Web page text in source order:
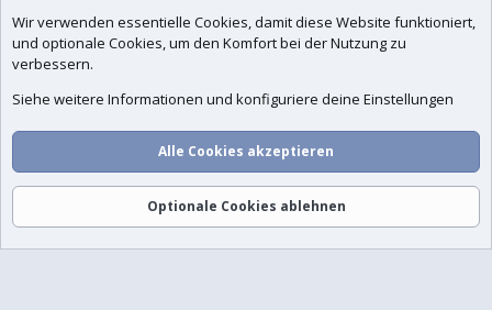
Aktuelles Anmelden Registrieren
Wir verwenden essentielle Cookies, damit diese Website funktioniert,
und optionale Cookies, um den Komfort bei der Nutzung zu
verbessern.
Siehe weitere Informationen und konfiguriere deine Einstellungen
Alle Cookies akzeptieren
Optionale Cookies ablehnen